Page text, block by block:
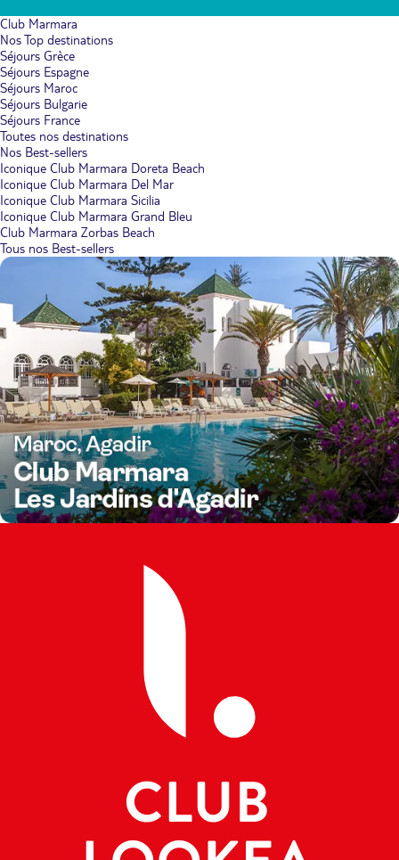
Club Marmara
Nos Top destinations
Séjours Grèce
Séjours Espagne
Séjours Maroc
Séjours Bulgarie
Séjours France
Toutes nos destinations
Nos Best-sellers
Iconique Club Marmara Doreta Beach
Iconique Club Marmara Del Mar
Iconique Club Marmara Sicilia
Iconique Club Marmara Grand Bleu
Club Marmara Zorbas Beach
Tous nos Best-sellers